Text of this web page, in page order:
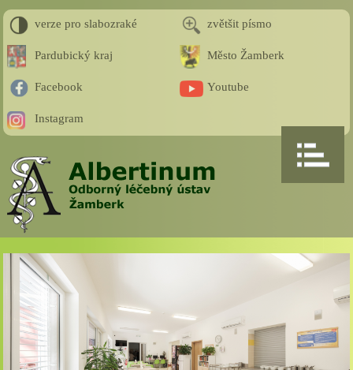
verze pro slabozraké zvětšit písmo
Pardubický kraj Město Žamberk
Facebook Youtube
Instagram